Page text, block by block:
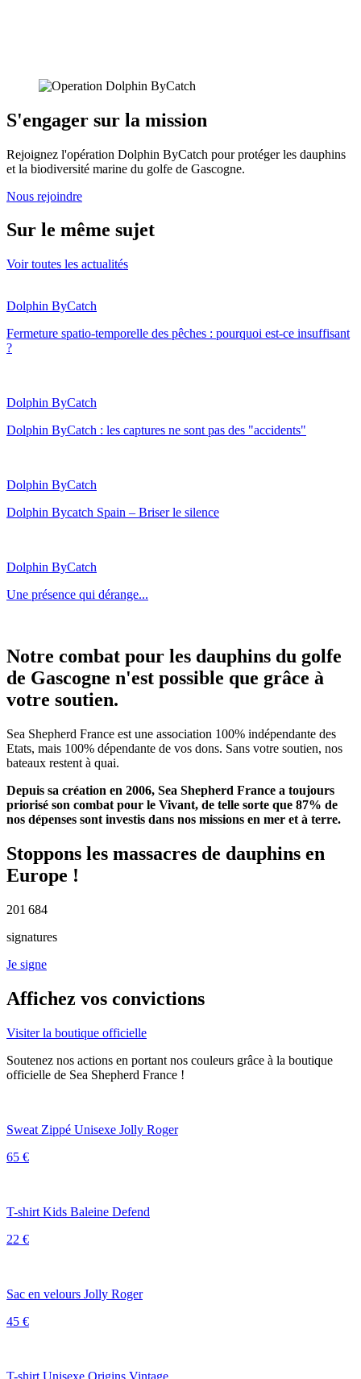
S'engager sur la mission
Rejoignez l'opération Dolphin ByCatch pour protéger les dauphins
et la biodiversité marine du golfe de Gascogne.
Nous rejoindre
Sur le même sujet
Voir toutes les actualités
Dolphin ByCatch
Fermeture spatio-temporelle des pêches : pourquoi est-ce insuffisant
?
Dolphin ByCatch
Dolphin ByCatch : les captures ne sont pas des "accidents"
Dolphin ByCatch
Dolphin Bycatch Spain – Briser le silence
Dolphin ByCatch
Une présence qui dérange...
Notre combat pour les dauphins du golfe
de Gascogne n'est possible que grâce à
votre soutien.
Sea Shepherd France est une association 100% indépendante des
Etats, mais 100% dépendante de vos dons. Sans votre soutien, nos
bateaux restent à quai.
Depuis sa création en 2006, Sea Shepherd France a toujours
priorisé son combat pour le Vivant, de telle sorte que 87% de
nos dépenses sont investis dans nos missions en mer et à terre.
Stoppons les massacres de dauphins en
Europe !
201 684
signatures
Je signe
Affichez vos convictions
Visiter la boutique officielle
Soutenez nos actions en portant nos couleurs grâce à la boutique
officielle de Sea Shepherd France !
Sweat Zippé Unisexe Jolly Roger
65 €
T-shirt Kids Baleine Defend
22 €
Sac en velours Jolly Roger
45 €
T-shirt Unisexe Origins Vintage